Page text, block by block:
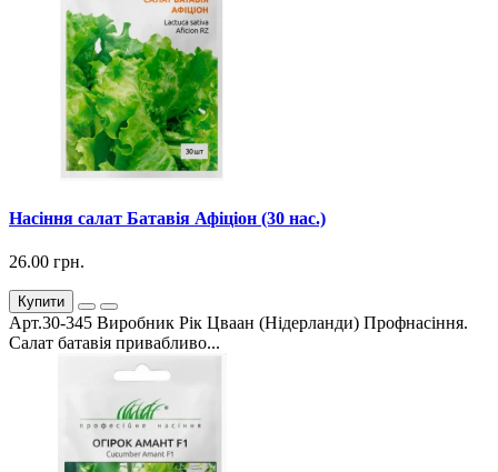
Насіння салат Батавія Афіціон (30 нас.)
26.00 грн.
Купити
Арт.30-345 Виробник Рік Цваан (Нідерланди) Профнасіння.
Салат батавія привабливо...